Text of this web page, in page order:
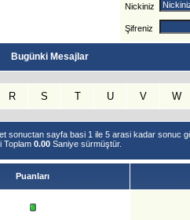
Nickiniz
Şifreniz
Bugünki Mesajlar
R S T U V W
sonuctan sayfa basi 1 ile 5 arasi kadar sonuc
Toplam 0.00 Saniye sürmüştür.
Puanları